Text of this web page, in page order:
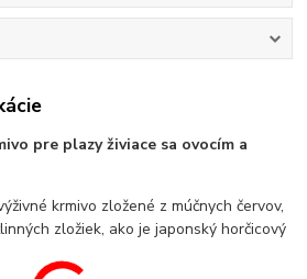
pre plazy živiace sa ovocím a
krmivo zložené z múčnych červov,
zložiek, ako je japonský horčicový